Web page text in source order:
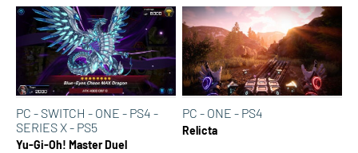
PC - SWITCH - ONE - PS4 -
SERIES X - PS5
Yu-Gi-Oh! Master Duel
PC - ONE - PS4
Relicta